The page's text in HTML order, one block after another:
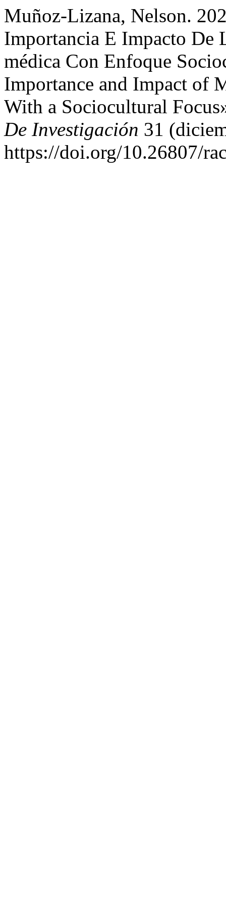
Muñoz-Lizana, Nelson.
Importancia E Impacto De
médica Con Enfoque
Importance and Impact of
With a Sociocultural
De Investigación 31
https://doi.org/10.26807/